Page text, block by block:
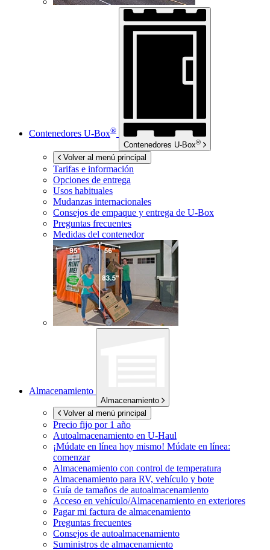
Contenedores U-Box®
Contenedores U-Box®
Volver al menú principal
Tarifas e información
Opciones de entrega
Usos habituales
Mudanzas internacionales
Consejos de empaque y entrega de U-Box
Preguntas frecuentes
Medidas del contenedor
Almacenamiento
Almacenamiento
Volver al menú principal
Precio fijo por 1 año
Autoalmacenamiento en U-Haul
¡Múdate en línea hoy mismo! Múdate en línea:
comenzar
Almacenamiento con control de temperatura
Almacenamiento para RV, vehículo y bote
Guía de tamaños de autoalmacenamiento
Acceso en vehículo/Almacenamiento en exteriores
Pagar mi factura de almacenamiento
Preguntas frecuentes
Consejos de autoalmacenamiento
Suministros de almacenamiento